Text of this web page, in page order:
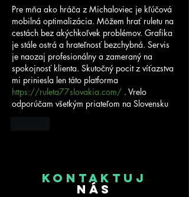
Pre mňa ako hráča z Michaloviec je kľúčová
mobilná optimalizácia. Môžem hrať ruletu na
cestách bez akýchkoľvek problémov. Grafika
je stále ostrá a hrateľnosť bezchybná. Servis
je naozaj profesionálny a zameraný na
spokojnosť klienta. Skutočný pocit z víťazstva
mi priniesla len táto platforma
https://ruleta77slovakia.com/ . Vrelo
odporúčam všetkým priateľom na Slovensku
KONTAKTUJ
NÁS